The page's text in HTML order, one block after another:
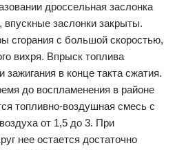
дроссельная заслонка
впускные заслонки закрыты.
сгорания с большой скоростью,
вихря. Впрыск топлива
зажигания в конце такта сжатия.
до воспламенения в районе
топливно-воздушная смесь с
от 1,5 до 3. При
нее остается достаточно